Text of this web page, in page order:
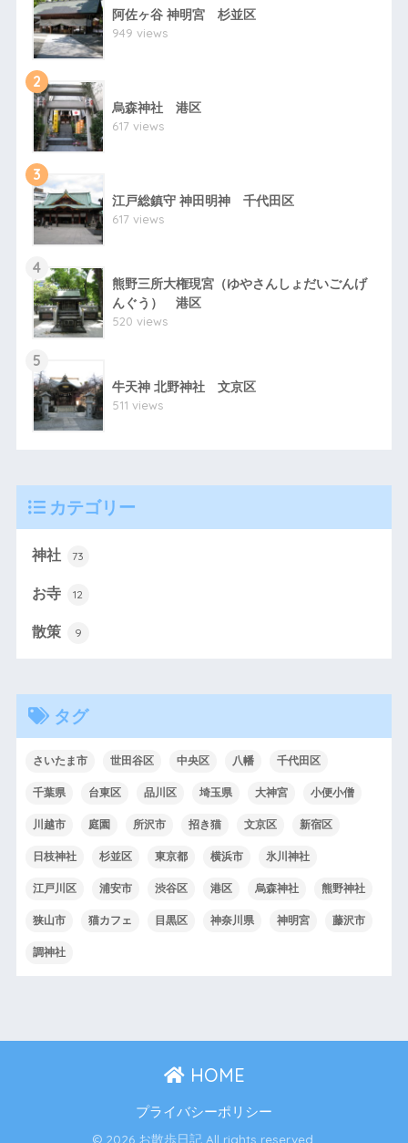
阿佐ヶ谷 神明宮 杉並区
949 views
2
烏森神社 港区
617 views
3
江戸総鎮守 神田明神 千代田区
617 views
4
熊野三所大権現宮（ゆやさんしょだいごんげ
んぐう） 港区
520 views
5
牛天神 北野神社 文京区
511 views
カテゴリー
神社 73
お寺 12
散策 9
タグ
さいたま市 世田谷区 中央区 八幡 千代田区
千葉県 台東区 品川区 埼玉県 大神宮 小便小僧
川越市 庭園 所沢市 招き猫 文京区 新宿区
日枝神社 杉並区 東京都 横浜市 氷川神社
江戸川区 浦安市 渋谷区 港区 烏森神社 熊野神社
狭山市 猫カフェ 目黒区 神奈川県 神明宮 藤沢市
調神社
HOME
プライバシーポリシー
© 2026 お散歩日記 All rights reserved.